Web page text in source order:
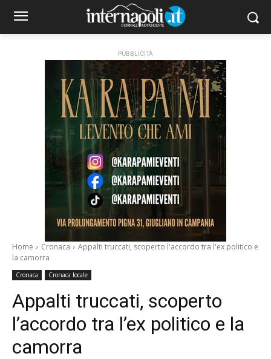
PUBBLICITÀ
Home Cronaca
Appalti truccati, scoperto l'accordo tra l'ex politico e
la camorra
Cronaca Cronaca locale
Appalti truccati, scoperto
l’accordo tra l’ex politico e la
camorra